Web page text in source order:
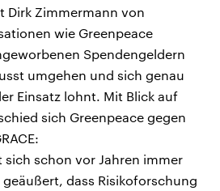
Dirk Zimmermann von
wie Greenpeace
Spendengeldern
umgehen und sich genau
Einsatz lohnt. Mit Blick auf
sich Greenpeace gegen
sich schon vor Jahren immer
dass Risikoforschung